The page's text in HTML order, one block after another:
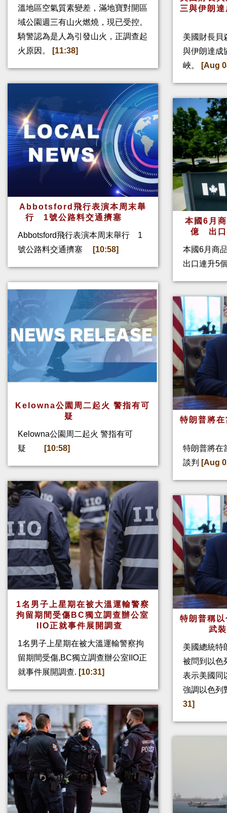
溫地區空氣質素變差，滿地寶對開區
域公園週三有山火燃燒，現已受控。
騎警認為是人為引發山火，正調查起
火原因。
[11:38]
Abbotsford飛行表演本周末舉
行 1號公路料交通擠塞
Abbotsford飛行表演本周末舉行 1
號公路料交通擠塞
[10:58]
Kelowna公園周二起火 警指有可
疑
Kelowna公園周二起火 警指有可
疑
[10:58]
1名男子上星期在被大溫運輸警察
拘留期間受傷BC獨立調查辦公室
IIO正就事件展開調查
1名男子上星期在被大溫運輸警察拘
留期間受傷,BC獨立調查辦公室IIO正
就事件展開調查. [10:31]
三與伊朗
美國財長貝
與伊朗達成
峽。
[Aug
本國6月
億 出口
本國6月商
出口連升5
特朗普將
特朗普將在
談判
[Aug
特朗普稱
武
美國總統特
被問到以色
表示美國同
強調以色列
31]